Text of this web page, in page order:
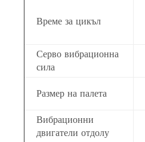
Време за цикъл
Серво вибрационна
сила
Размер на палета
Вибрационни
двигатели отдолу